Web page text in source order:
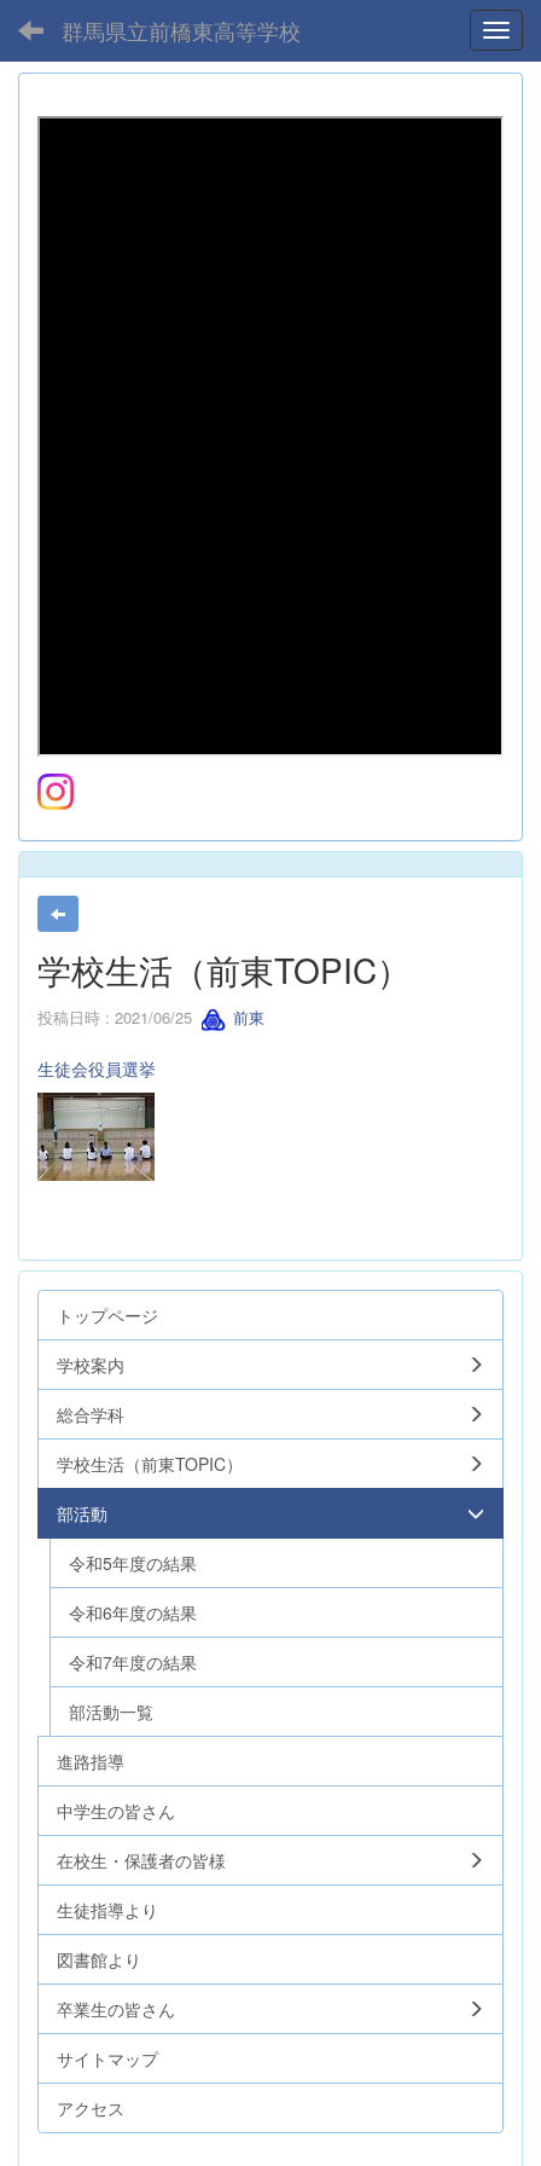
群馬県立前橋東高等学校
学校生活（前東TOPIC）
投稿日時 : 2021/06/25 前東
生徒会役員選挙
トップページ
学校案内
総合学科
学校生活（前東TOPIC）
部活動
令和5年度の結果
令和6年度の結果
令和7年度の結果
部活動一覧
進路指導
中学生の皆さん
在校生・保護者の皆様
生徒指導より
図書館より
卒業生の皆さん
サイトマップ
アクセス